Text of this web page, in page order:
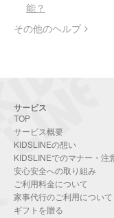
能？
その他のヘルプ
サービス
TOP
サービス概要
KIDSLINEの想い
KIDSLINEでのマナー・注
安心安全への取り組み
ご利用料金について
家事代行のご利用について
ギフトを贈る